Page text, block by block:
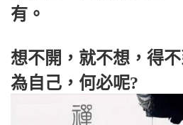
有。
想不開，就不想，得
為自己，何必呢?